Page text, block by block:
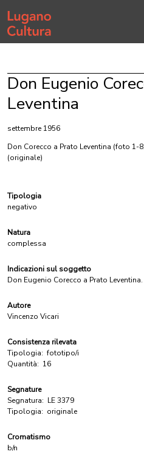
Home page
Don Eugenio
Leventina
settembre 1956
Don Corecco a Prato Leventina (foto 1-
(originale)
Tipologia
negativo
Natura
complessa
Indicazioni sul soggetto
Don Eugenio Corecco a Prato Leventina.
Autore
Vincenzo Vicari
Consistenza rilevata
Tipologia: fototipo/i
Quantità: 16
Segnature
Segnatura: LE 3379
Tipologia: originale
Cromatismo
b/n